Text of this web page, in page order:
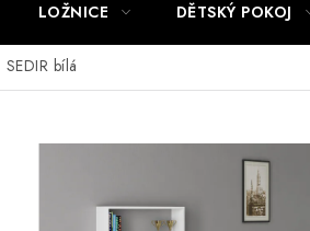
LOŽNICE DĚTSKÝ POKOJ
bílá